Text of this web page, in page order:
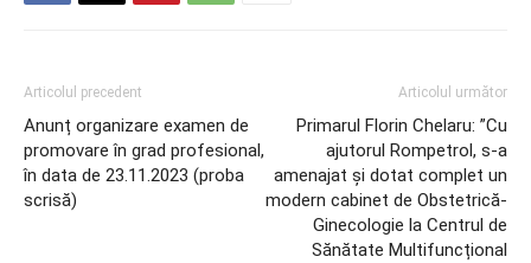
Articolul precedent
Anunț organizare examen de
promovare în grad profesional,
în data de 23.11.2023 (proba
scrisă)
Articolul următor
Primarul Florin Chelaru: ”Cu
ajutorul Rompetrol, s-a
amenajat și dotat complet un
modern cabinet de Obstetrică-
Ginecologie la Centrul de
Sănătate Multifuncțional